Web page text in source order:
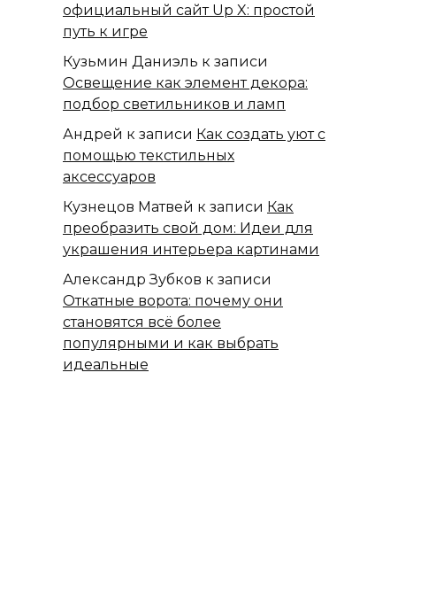
официальный сайт Up X: простой
путь к игре
Кузьмин Даниэль к записи
Освещение как элемент декора:
подбор светильников и ламп
Андрей к записи Как создать уют с
помощью текстильных
аксессуаров
Кузнецов Матвей к записи Как
преобразить свой дом: Идеи для
украшения интерьера картинами
Александр Зубков к записи
Откатные ворота: почему они
становятся всё более
популярными и как выбрать
идеальные